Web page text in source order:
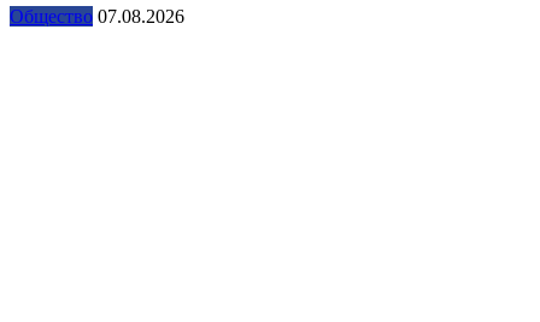
Общество 07.08.2026